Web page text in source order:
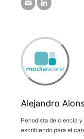
Alejandro
Periodista de ciencia
escribiendo para el